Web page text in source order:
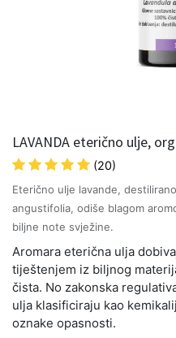
LAVANDA eterično ulje,
(20)
Eterično ulje lavande,
angustifolia, odiše blagom
biljne note svježine.
Aromara eterična ulja
tiještenjem iz biljnog
čista. No zakonska
ulja klasificiraju kao
oznake opasnosti.